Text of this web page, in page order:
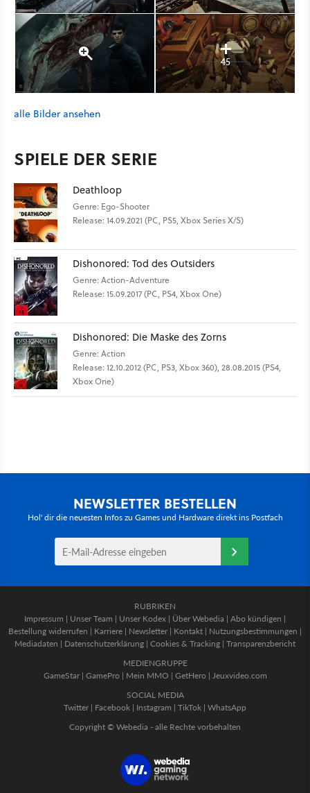
45
alle Bilder ansehen
SPIELE DER SERIE
Deathloop
Genre: Ego-Shooter
Release: 14.09.2021 (PC, PS5, Xbox Series X/S)
Dishonored: Tod des Outsiders
Genre: Action-Adventure
Release: 15.09.2017 (PC, PS4, Xbox One)
Dishonored: Die Maske des Zorns
Genre: Action
Release: 12.10.2012 (PC, PS3, Xbox 360), 28.08.2015 (PS4,
Xbox One)
NEWSLETTER BESTELLEN
Hol' dir die neuesten Infos zu Games und Hardware direkt ins Postfach
RUBRIKEN
Impressum | Unser Team | Unser Kodex | Über Webedia | Abo kündigen |
Bestellung widerrufen | Karriere | Newsletter | Kontakt | Nutzungsbestimmungen |
Mediadaten | Datenschutzerklärung | Cookies & Tracking | Transparenzbericht
MEDIENGRUPPE
GameStar| GamePro | Mein MMO | GetHero | Jeuxvideo.com
SOCIAL MEDIA
Twitter | Facebook | Instagram | TikTok | WhatsApp
Copyright © Webedia - alle Rechte vorbehalten